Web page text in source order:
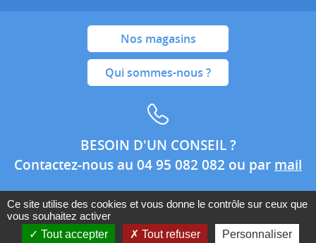
Nos magasins
Qui sommes-nous ?
BESOIN D'UN CONSEIL ?
Contactez-nous au 04 95 082 082 ou par mail
Conditions générales de ventes
Mentions légales
Ce site utilise des cookies et vous donne le contrôle sur ceux que
vous souhaitez activer
Tout accepter
Tout refuser Personnaliser